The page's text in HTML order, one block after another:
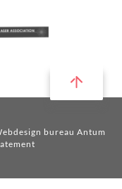
bureau Antum